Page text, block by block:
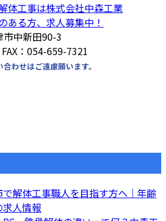
体工事は株式会社中森工業
ある方、求人募集中！
市中新田90-3
：054-659-7321
わせはご遠慮願います。
で解体工事職人を目指す方へ｜年齢
人情報